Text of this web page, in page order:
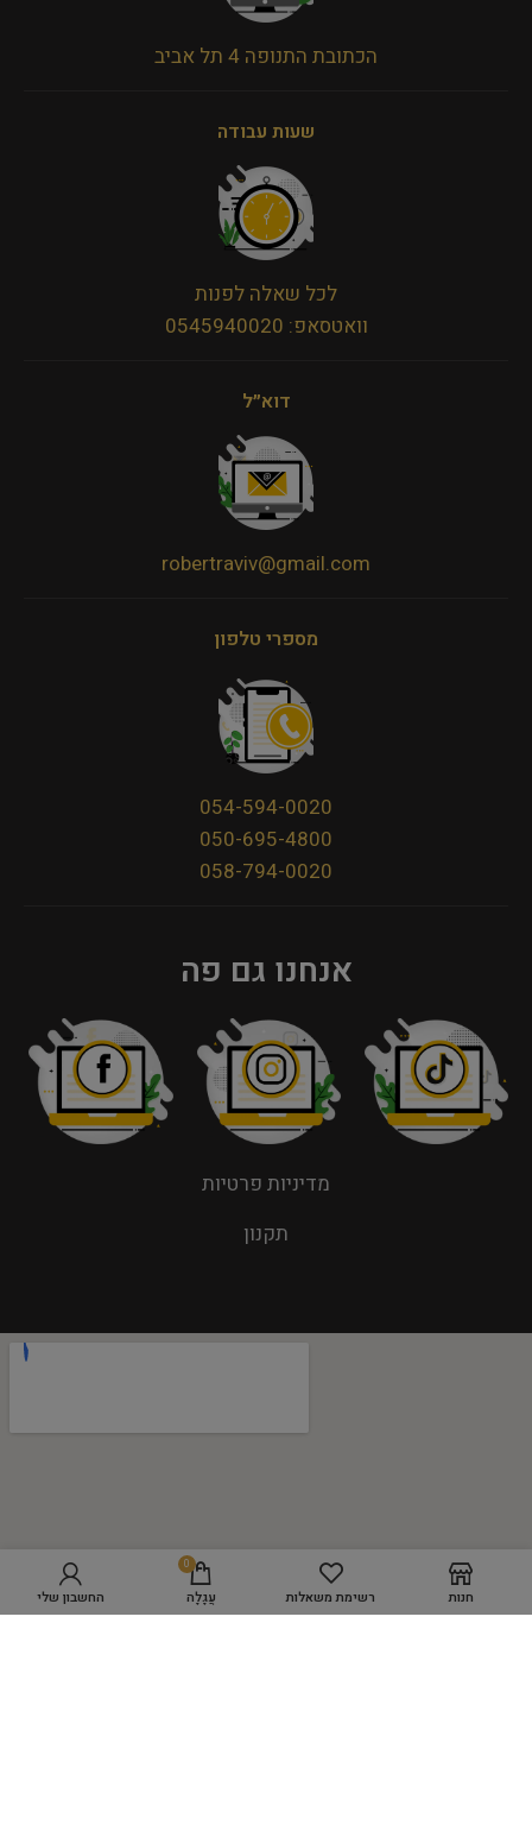
הכתובת התנופה 4 תל אביב
שעות עבודה
לכל שאלה לפנות
וואטסאפ: 0545940020
דוא״ל
robertraviv@gmail.com
מספרי טלפון
054-594-0020
050-695-4800
058-794-0020
אנחנו גם פה
מדיניות פרטיות
תקנון
חנות רשימת משאלות
0
עֲגָלָה החשבון שלי